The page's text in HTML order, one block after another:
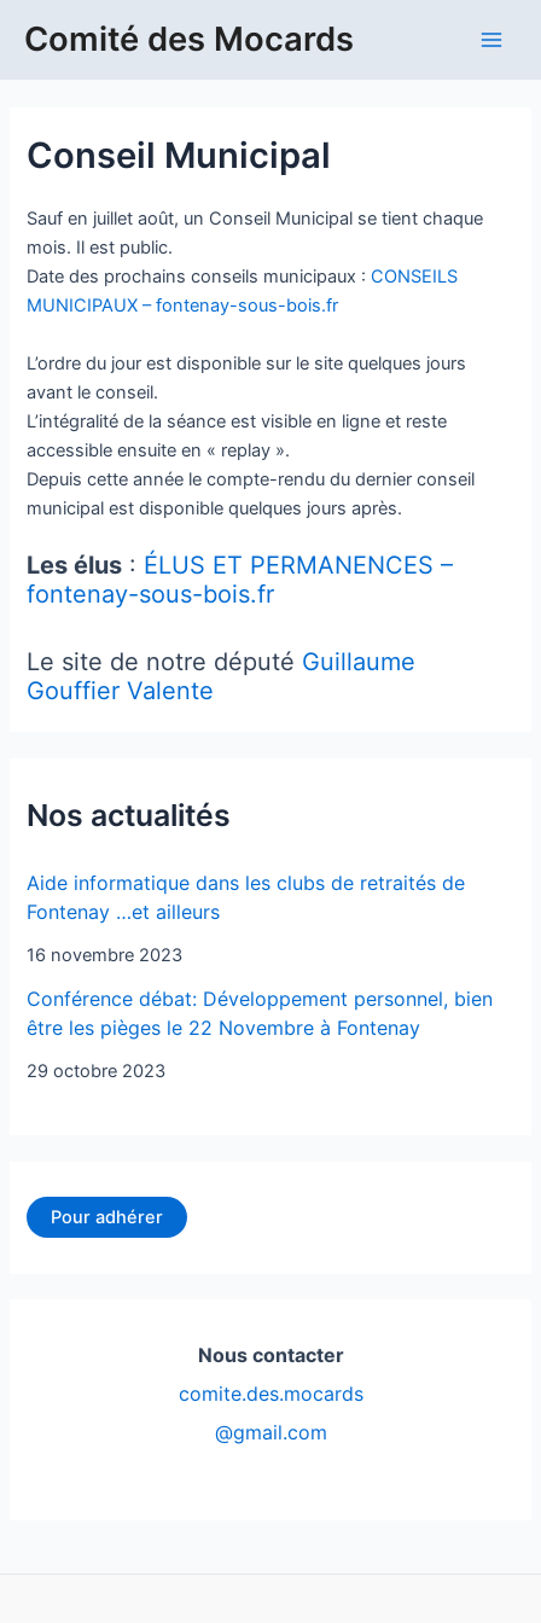
Comité des Mocards
Conseil Municipal
Sauf en juillet août, un Conseil Municipal se tient chaque
mois. Il est public.
Date des prochains conseils municipaux :CONSEILS
MUNICIPAUX – fontenay-sous-bois.fr
L’ordre du jour est disponible sur le site quelques jours
avant le conseil.
L’intégralité de la séance est visible en ligne et reste
accessible ensuite en « replay ».
Depuis cette année le compte-rendu du dernier conseil
municipal est disponible quelques jours après.
Les élus : ÉLUS ET PERMANENCES –
fontenay-sous-bois.fr
Le site de notre député Guillaume
Gouffier Valente
Nos actualités
Aide informatique dans les clubs de retraités de
Fontenay …et ailleurs
16 novembre 2023
Conférence débat: Développement personnel, bien
être les pièges le 22 Novembre à Fontenay
29 octobre 2023
Pour adhérer
Nous contacter
comite.des.mocards
@gmail.com